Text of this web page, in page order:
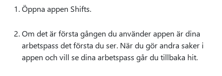
Öppna appen Shifts.
Om det är första gången du använder appen är dina
arbetspass det första du ser. När du gör andra saker i
appen och vill se dina arbetspass går du tillbaka hit.